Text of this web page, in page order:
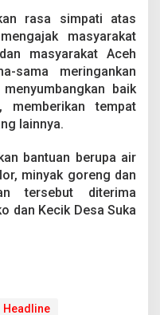
rasa simpati atas
masyarakat
masyarakat Aceh
sama meringankan
baik
memberikan tempat
lainnya.
bantuan berupa air
minyak goreng dan
tersebut diterima
dan Kecik Desa Suka
Headline